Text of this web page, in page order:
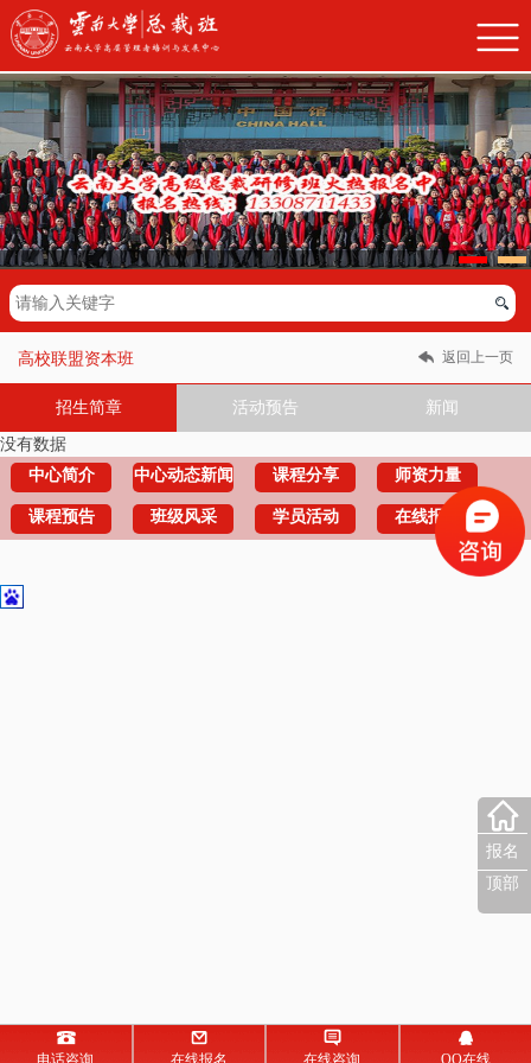
报名
顶部
高校联盟资本班 返回上一页
招生简章 活动预告 新闻
没有数据
中心简介
中心动态新闻 课程分享 师资力量
课程预告 班级风采 学员活动 在线报名
电话咨询 在线报名 在线咨询 QQ在线